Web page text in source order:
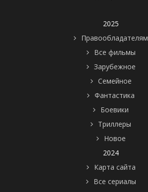
2025
Правообладателям
Все фильмы
Зарубежное
Семейное
Фантастика
Боевики
Триллеры
Новое
2024
Карта сайта
Все сериалы